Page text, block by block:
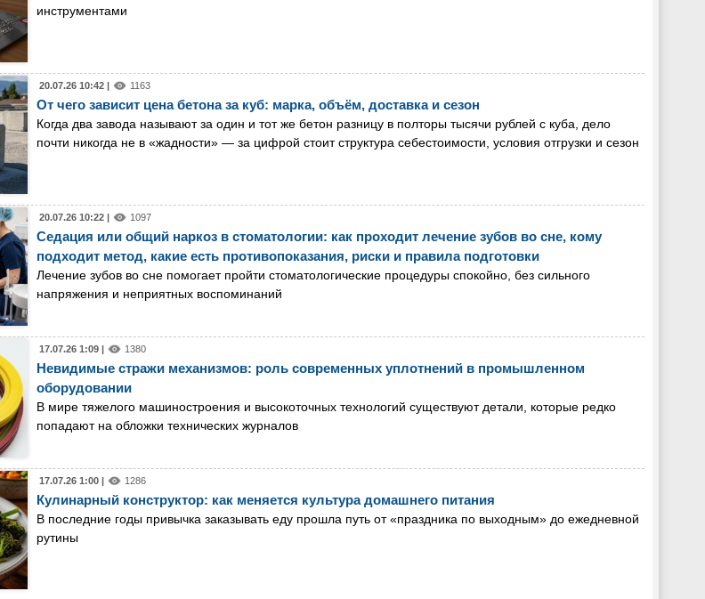
инструментами
20.07.26 10:42 | 1163
От чего зависит цена бетона за куб: марка, объём, доставка и сезон
Когда два завода называют за один и тот же бетон разницу в полторы тысячи рублей с куба, дело
почти никогда не в «жадности» — за цифрой стоит структура себестоимости, условия отгрузки и сезон
20.07.26 10:22 | 1097
Седация или общий наркоз в стоматологии: как проходит лечение зубов во сне, кому
подходит метод, какие есть противопоказания, риски и правила подготовки
Лечение зубов во сне помогает пройти стоматологические процедуры спокойно, без сильного
напряжения и неприятных воспоминаний
17.07.26 1:09 | 1380
Невидимые стражи механизмов: роль современных уплотнений в промышленном
оборудовании
В мире тяжелого машиностроения и высокоточных технологий существуют детали, которые редко
попадают на обложки технических журналов
17.07.26 1:00 | 1286
Кулинарный конструктор: как меняется культура домашнего питания
В последние годы привычка заказывать еду прошла путь от «праздника по выходным» до ежедневной
рутины